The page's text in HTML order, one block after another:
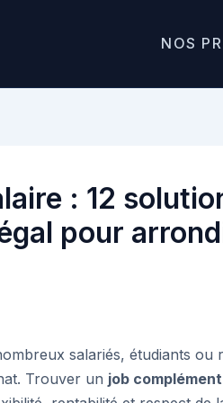
NOS
: 12
pour
salariés, étudiants ou
Trouver un job